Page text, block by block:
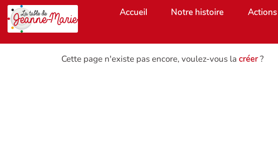
Aller au contenu principal Accueil Notre histoire Actions
Cette page n'existe pas encore, voulez-vous la créer?